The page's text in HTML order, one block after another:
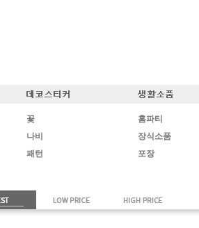
꽃
나비
패턴
홈파티
장식소품
포장